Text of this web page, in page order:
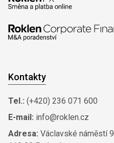
Kontakty
Tel.: (+420) 236 071 600
E-mail: info@roklen.cz
Adresa: Václavské náměstí 9